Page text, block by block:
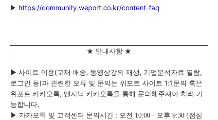
▶ https://community.weport.co.kr/content-faq
★ 안내사항 ★
▶ 사이트 이용(교재 배송, 동영상강의 재생, 기업분석자료 열람,
로그인 등)과 관련한 오류 및 문의는 위포트 사이트 1:1문의 혹은
위포트 카카오톡, 엔지닉 카카오톡을 통해 문의해주셔야 처리 가
능합니다.
▶ 카카오톡 및 고객센터 문의시간 : 오전 10:00 - 오후 9:30 (점심